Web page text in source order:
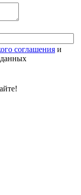
соглашения и